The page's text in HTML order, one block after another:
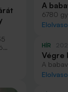
A
6780
az őszi
HÍR
Végre
A